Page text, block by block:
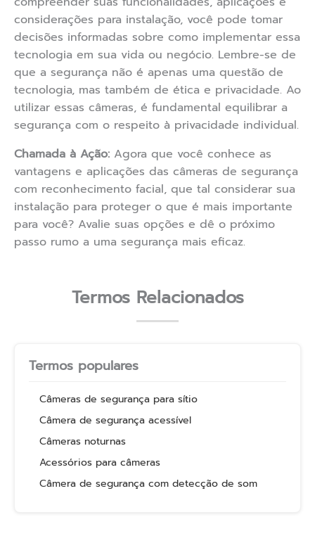
considerações para instalação, você pode tomar
decisões informadas sobre como implementar essa
tecnologia em sua vida ou negócio. Lembre-se de
que a segurança não é apenas uma questão de
tecnologia, mas também de ética e privacidade. Ao
utilizar essas câmeras, é fundamental equilibrar a
segurança com o respeito à privacidade individual.
Chamada à Ação: Agora que você conhece as
vantagens e aplicações das câmeras de segurança
com reconhecimento facial, que tal considerar sua
instalação para proteger o que é mais importante
para você? Avalie suas opções e dê o próximo
passo rumo a uma segurança mais eficaz.
Termos Relacionados
Termos populares
Câmeras de segurança para sítio
Câmera de segurança acessível
Câmeras noturnas
Acessórios para câmeras
Câmera de segurança com detecção de som